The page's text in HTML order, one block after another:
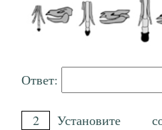
Ответ:
2
Установите